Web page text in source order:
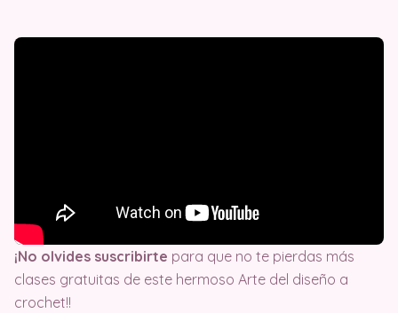
¡No olvides suscribirte para que no te pierdas más
clases gratuitas de este hermoso Arte del diseño a
crochet!!